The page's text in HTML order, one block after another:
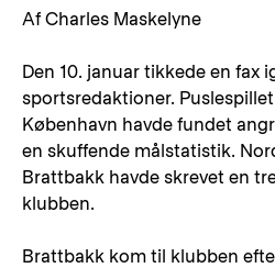
English
Af Charles Maskelyne
Den 10. januar tikkede en fax
sportsredaktioner. Puslespillet
København havde fundet
en skuffende målstatistik.
Brattbakk havde skrevet en
klubben.
Brattbakk kom til klubben